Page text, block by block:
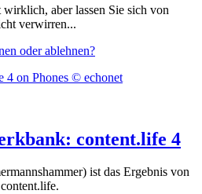
aber lassen Sie sich von
verwirren...
oder ablehnen?
content.life 4
ist das Ergebnis von